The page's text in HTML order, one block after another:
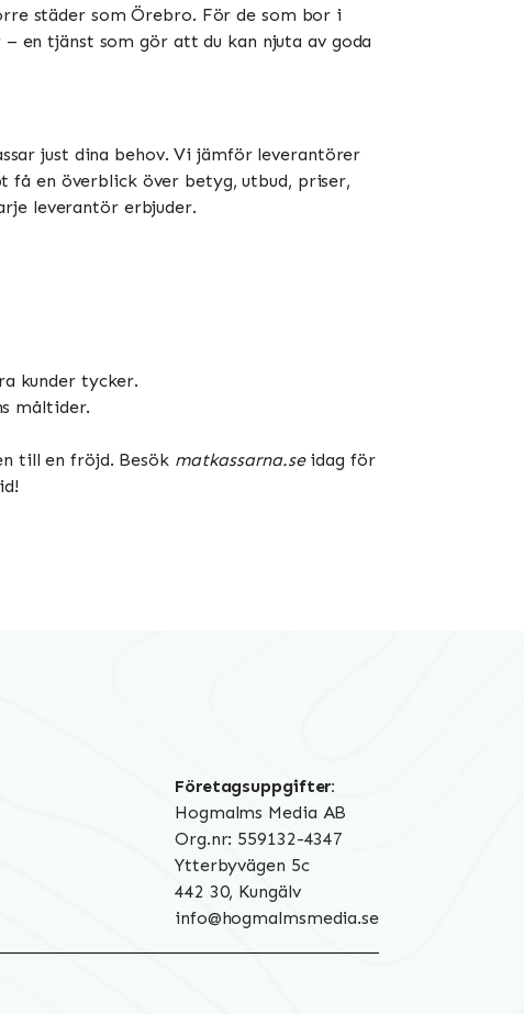
städer som Örebro. För de som bor i
en tjänst som gör att du kan njuta av goda
just dina behov. Vi jämför leverantörer
få en överblick över betyg, utbud, priser,
leverantör erbjuder.
kunder tycker.
måltider.
till en fröjd. Besök matkassarna.seidag för
Företagsuppgifter:
Hogmalms Media AB
Org.nr: 559132-4347
Ytterbyvägen 5c
442 30, Kungälv
info@hogmalmsmedia.se